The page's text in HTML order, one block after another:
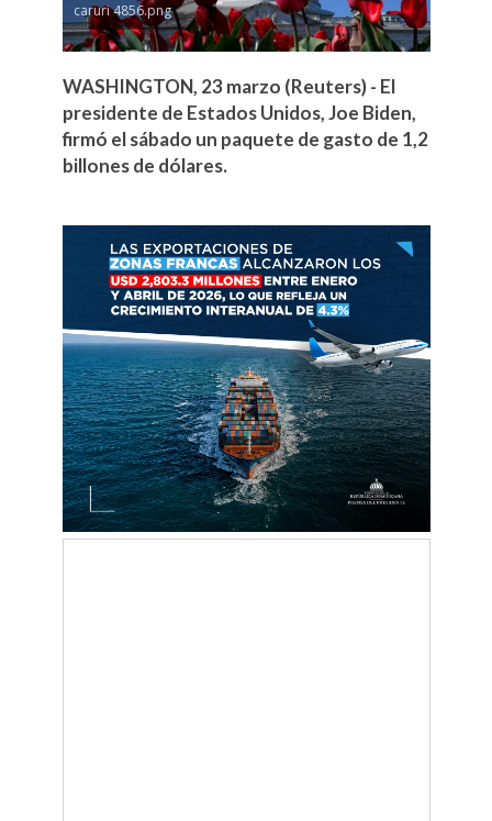
caruri 4856.png
WASHINGTON, 23 marzo (Reuters) - El
presidente de Estados Unidos, Joe Biden,
firmó el sábado un paquete de gasto de 1,2
billones de dólares.